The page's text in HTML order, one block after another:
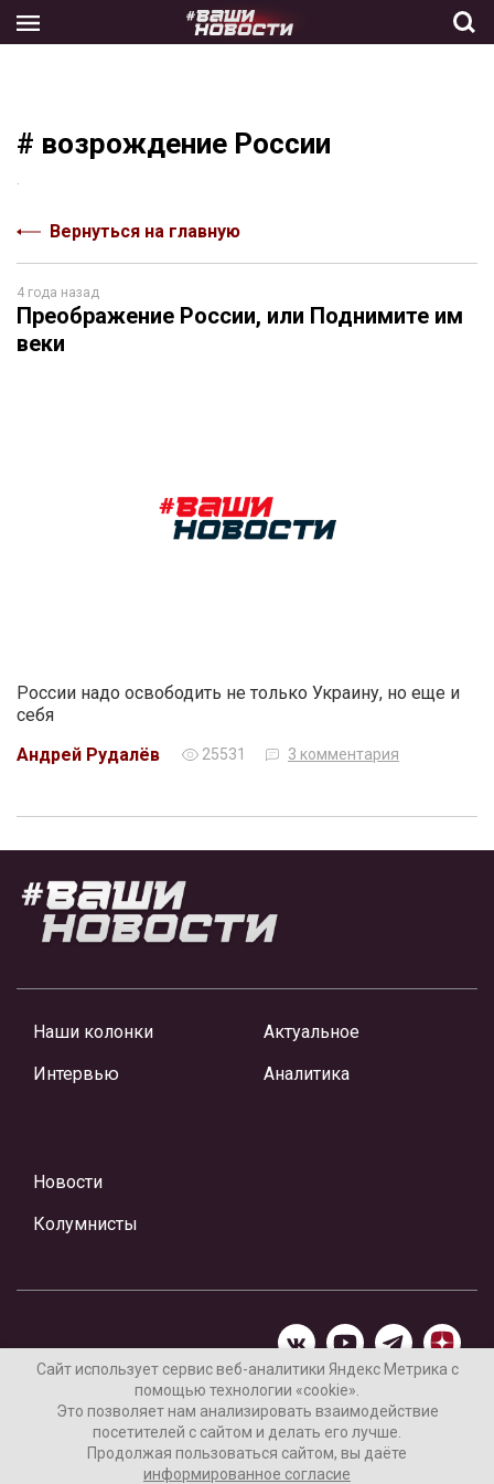
the
# возрождение России
Вернуться на главную
4 года назад
Преображение России, или Поднимите им
веки
России надо освободить не только Украину, но еще и
себя
Андрей Рудалёв
25531 3 комментария
Наши колонки
Интервью
Актуальное
Аналитика
Новости
Колумнисты
Материалы предоставлены редакцией Интернет-газеты
«Ваши новости»
Нашли ошибку? Выделите ее и нажмите Ctrl+Enter
Сайт использует сервис веб-аналитики Яндекс Метрика с
помощью технологии «cookie».
Это позволяет нам анализировать взаимодействие
посетителей с сайтом и делать его лучше.
Продолжая пользоваться сайтом, вы даёте
информированное согласие